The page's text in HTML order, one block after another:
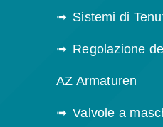
Sistemi di
Regolazione
AZ Armaturen
Valvole a